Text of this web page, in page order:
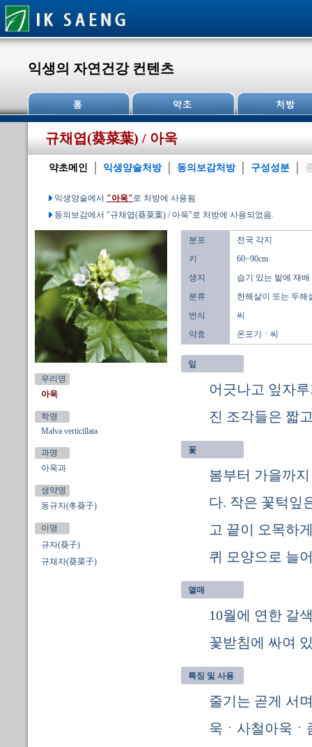
익생의 자연건강 컨텐츠
규채엽(葵菜葉) / 아욱
약초메인 익생양술처방 동의보감처방 구성성분
익생양술에서 "아욱"로 처방에 사용됨
동의보감에서 "규채엽(葵菜葉) / 아욱"로 처방에 사용되었음.
우리명
아욱
학명
Malva verticillata
과명
아욱과
생약명
동규자(冬葵子)
이명
규자(葵子)
규채자(葵菜子)
분포
전국 각지
키
60~90cm
생지
습기 있는 밭에 재배
분류
한해살이 또는 두해
번식
씨
약효
온포기ㆍ씨
잎
어긋나고 잎자
진 조각들은 짧
꽃
봄부터 가을까
다. 작은 꽃턱잎
고 끝이 오목하
퀴 모양으로 늘
열매
10월에 연한 갈
꽃받침에 싸여
특징 및 사용
줄기는 곧게 서
욱ㆍ사철아욱ㆍ